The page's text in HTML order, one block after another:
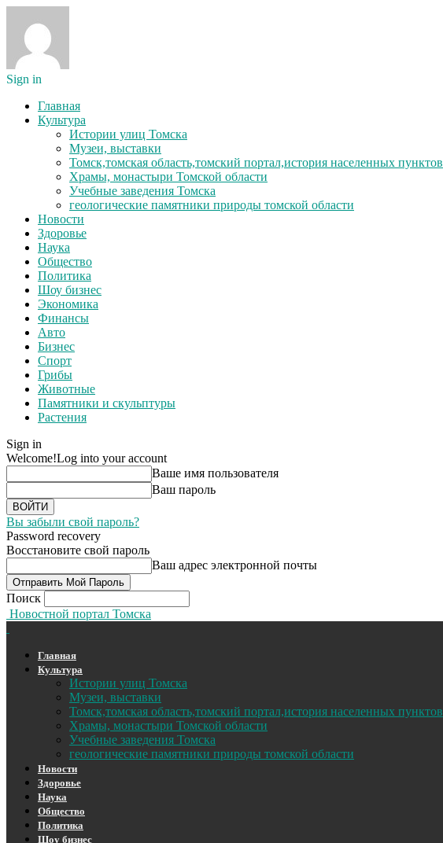
Sign in
Главная
Культура
Истории улиц Томска
Музеи, выставки
Томск,томская область,томский портал,история населенных пунктов
Храмы, монастыри Томской области
Учебные заведения Томска
геологические памятники природы томской области
Новости
Здоровье
Наука
Общество
Политика
Шоу бизнес
Экономика
Финансы
Авто
Бизнес
Спорт
Грибы
Животные
Памятники и скульптуры
Растения
Sign in
Welcome!Log into your account
Ваше имя пользователя
Ваш пароль
Вы забыли свой пароль?
Password recovery
Восстановите свой пароль
Ваш адрес электронной почты
Поиск
Новостной портал Томска
Главная
Культура
Истории улиц Томска
Музеи, выставки
Томск,томская область,томский портал,история населенных пунктов
Храмы, монастыри Томской области
Учебные заведения Томска
геологические памятники природы томской области
Новости
Здоровье
Наука
Общество
Политика
Шоу бизнес